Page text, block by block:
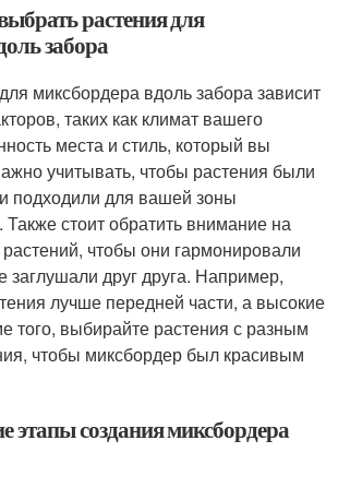
растения для
забора
миксбордера вдоль забора зависит
таких как климат вашего
места и стиль, который вы
учитывать, чтобы растения были
подходили для вашей зоны
Также стоит обратить внимание на
чтобы они гармонировали
заглушали друг друга. Например,
лучше передней части, а высокие
того, выбирайте растения с разным
чтобы миксбордер был красивым
этапы создания миксбордера